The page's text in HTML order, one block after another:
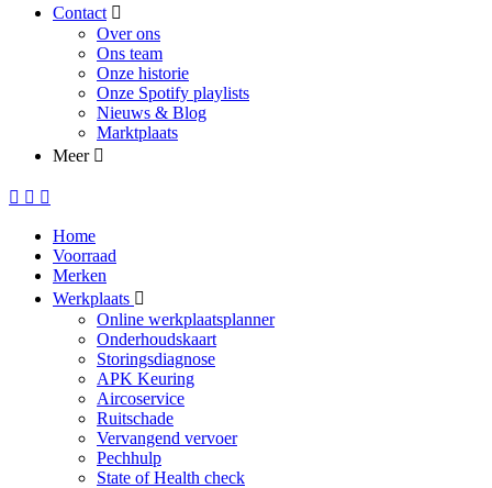
Contact
Over ons
Ons team
Onze historie
Onze Spotify playlists
Nieuws & Blog
Marktplaats
Meer
Home
Voorraad
Merken
Werkplaats
Online werkplaatsplanner
Onderhoudskaart
Storingsdiagnose
APK Keuring
Aircoservice
Ruitschade
Vervangend vervoer
Pechhulp
State of Health check